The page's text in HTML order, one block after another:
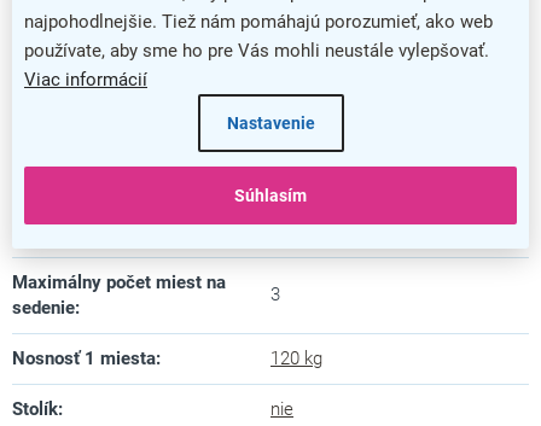
najpohodlnejšie. Tiež nám pomáhajú porozumieť, ako web
používate, aby sme ho pre Vás mohli neustále vylepšovať.
Viac informácií
Nastavenie
Súhlasím
Výška: 81 cm
Farba podnože:
43 cm
Materiál sedadla: plast
Maximálny počet miest na
sedenie:
3
Nosnosť 1 miesta: 120 kg
Stolík: nie